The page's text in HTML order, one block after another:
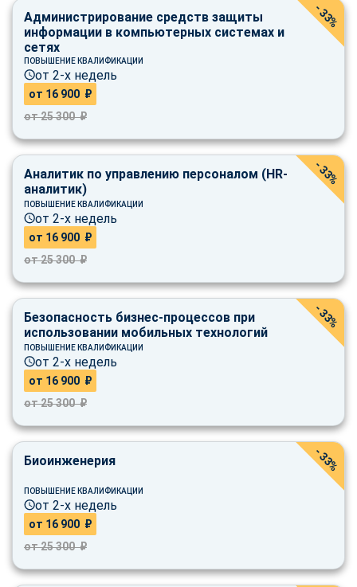
Администрирование средств защиты
информации в компьютерных системах и
сетях
ПОВЫШЕНИЕ КВАЛИФИКАЦИИ
от 2-х недель
от 16 900 ₽
от 25 300 ₽
- 33%
Аналитик по управлению персоналом (HR-
аналитик)
ПОВЫШЕНИЕ КВАЛИФИКАЦИИ
от 2-х недель
от 16 900 ₽
от 25 300 ₽
- 33%
Безопасность бизнес-процессов при
использовании мобильных технологий
ПОВЫШЕНИЕ КВАЛИФИКАЦИИ
от 2-х недель
от 16 900 ₽
от 25 300 ₽
- 33%
Биоинженерия
ПОВЫШЕНИЕ КВАЛИФИКАЦИИ
от 2-х недель
от 16 900 ₽
от 25 300 ₽
- 33%